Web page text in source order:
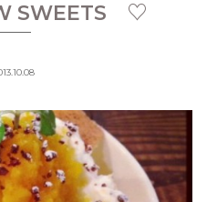
SWEETS ♡